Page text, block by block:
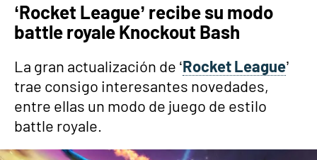
‘Rocket League’ recibe su modo
battle royale Knockout Bash
La gran actualización de ‘Rocket League’
trae consigo interesantes novedades,
entre ellas un modo de juego de estilo
battle royale.